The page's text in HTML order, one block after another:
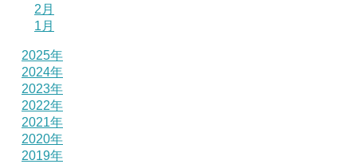
2月
1月
2025年
2024年
2023年
2022年
2021年
2020年
2019年